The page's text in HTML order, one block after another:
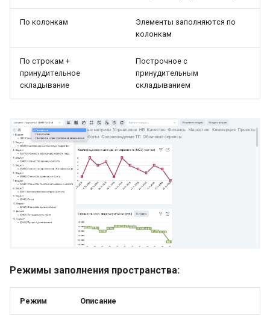
По колонкам
Элементы заполняются по
колонкам
По строкам +
принудительное
складывание
Построчное с
принудительным
складыванием
Режимы заполнения пространства:
Режим Описание